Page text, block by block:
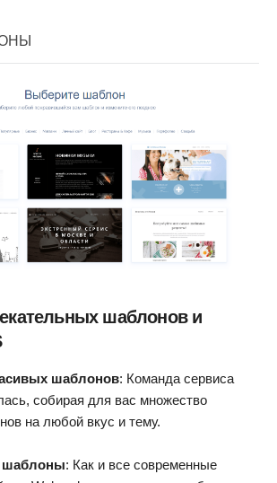
шаблонов и
шаблонов: Команда сервиса
собирая для вас множество
на любой вкус и тему.
шаблоны: Как и все современные